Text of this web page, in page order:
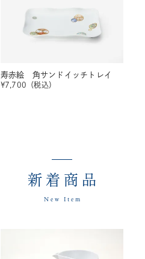
寿赤絵 角サンドイッチトレイ
¥7,700 （税込）
新着商品
New Item